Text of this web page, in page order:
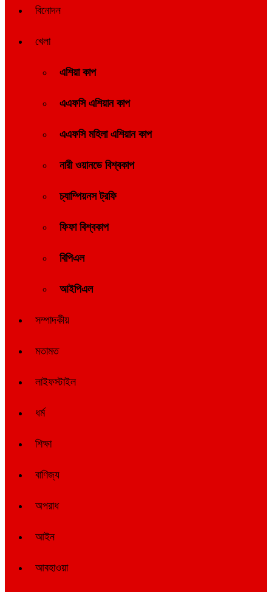
বিনোদন
খেলা
এশিয়া কাপ
এএফসি এশিয়ান কাপ
এএফসি মহিলা এশিয়ান কাপ
নারী ওয়ানডে বিশ্বকাপ
চ্যাম্পিয়নস ট্রফি
ফিফা বিশ্বকাপ
বিপিএল
আইপিএল
সম্পাদকীয়
মতামত
লাইফস্টাইল
ধর্ম
শিক্ষা
বাণিজ্য
অপরাধ
আইন
আবহাওয়া